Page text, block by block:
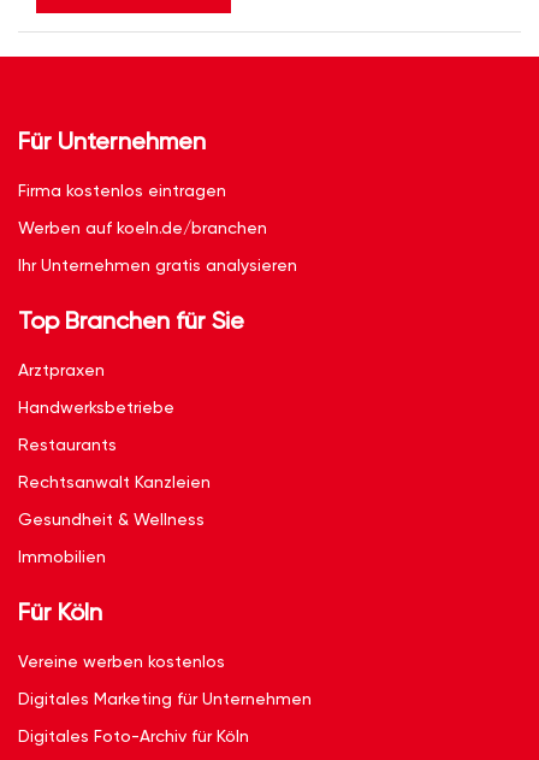
Für Unternehmen
Firma kostenlos eintragen
Werben auf koeln.de/branchen
Ihr Unternehmen gratis analysieren
Top Branchen für Sie
Arztpraxen
Handwerksbetriebe
Restaurants
Rechtsanwalt Kanzleien
Gesundheit & Wellness
Immobilien
Für Köln
Vereine werben kostenlos
Digitales Marketing für Unternehmen
Digitales Foto-Archiv für Köln